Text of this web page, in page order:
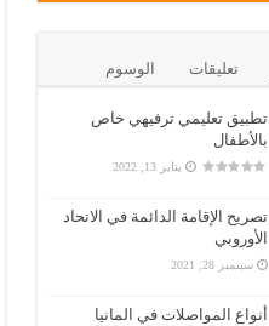
تعليقات الوسوم
تطبيق تعليمي ترفيهي خاص
بالأطفال
يناير 13, 2022
تصريح الإقامة الدائمة في الاتحاد
الأوروبي
سبتمبر 28, 2021
أنواع المواصلات في المانيا